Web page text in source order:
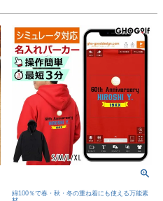
綿100％で春・秋・冬の重ね着にも使える万能素